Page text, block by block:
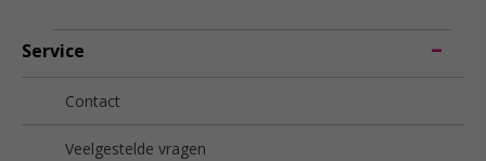
Service
Contact
Veelgestelde vragen